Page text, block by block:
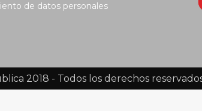
de datos personales
2018 - Todos los derechos